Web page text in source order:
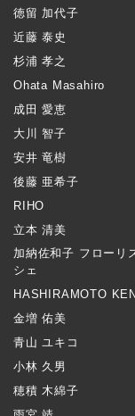
徳留 加代子
近藤 泰史
杉浦 孝之
Ohata Masahiro
成田 愛恵
大川 智子
安井 竜樹
後藤 亜希子
RIHO
立本 清美
加納佐和子 フローリ
シェ
HASHIRAMOTO
金増 佑美
青山 ユキコ
小林 久男
穂積 木綿子